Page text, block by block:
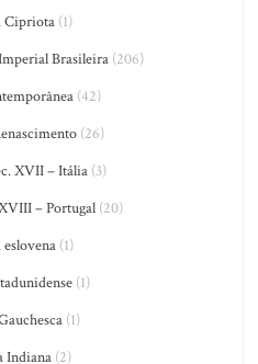
Cipriota (1)
Brasileira(206)
(42)
(26)
XVII – Itália (3)
– Portugal (20)
(1)
(1)
(1)
Indiana(2)